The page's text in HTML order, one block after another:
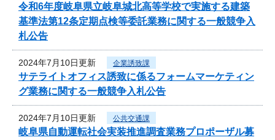
令和6年度岐阜県立岐阜城北高等学校で実施する建築
基準法第12条定期点検等委託業務に関する一般競争入
札公告
2024年7月10日更新 企業誘致課
サテライトオフィス誘致に係るフォームマーケティン
グ業務に関する一般競争入札公告
2024年7月10日更新 公共交通課
岐阜県自動運転社会実装推進調査業務プロポーザル募